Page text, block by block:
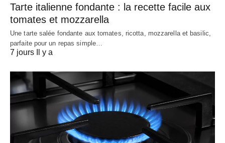
Tarte italienne fondante : la recette facile aux
tomates et mozzarella
Une tarte salée fondante aux tomates, ricotta, mozzarella et basilic,
parfaite pour un repas simple…
7 jours Il y a